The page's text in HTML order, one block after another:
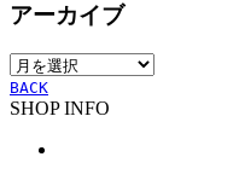
ゴ
ー
アーカイブ
ア
ー
カ
BACK
SHOP INFO